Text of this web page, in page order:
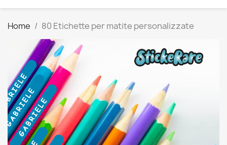
Home 80 Etichette per matite personalizzate